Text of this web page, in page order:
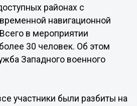
районах с
навигационной
в мероприятии
30 человек. Об этом
Западного военного
участники были разбиты на